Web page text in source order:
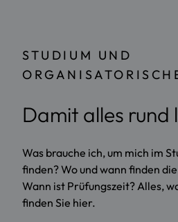
STUDIUM UND
Damit alles rund
Was brauche ich, um mich im
finden? Wo und wann finden
Wann ist Prüfungszeit? Alles,
finden Sie hier.